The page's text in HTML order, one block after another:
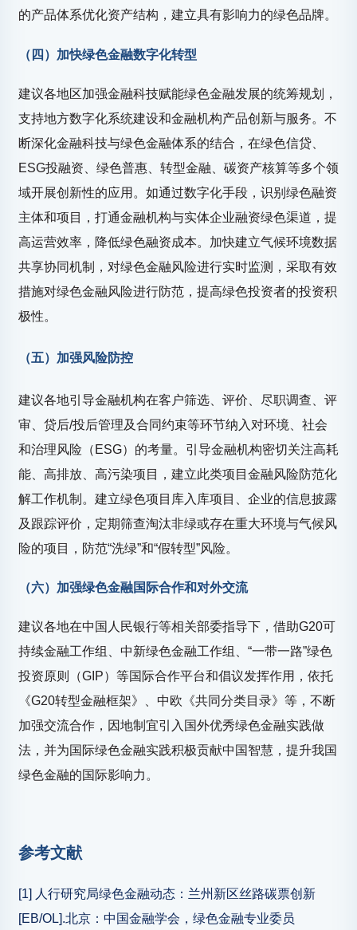
的产品体系优化资产结构，建立具有影响力的绿色品牌。
（四）加快绿色金融数字化转型
建议各地区加强金融科技赋能绿色金融发展的统筹规划，
支持地方数字化系统建设和金融机构产品创新与服务。不
断深化金融科技与绿色金融体系的结合，在绿色信贷、
ESG投融资、绿色普惠、转型金融、碳资产核算等多个领
域开展创新性的应用。如通过数字化手段，识别绿色融资
主体和项目，打通金融机构与实体企业融资绿色渠道，提
高运营效率，降低绿色融资成本。加快建立气候环境数据
共享协同机制，对绿色金融风险进行实时监测，采取有效
措施对绿色金融风险进行防范，提高绿色投资者的投资积
极性。
（五）加强风险防控
建议各地引导金融机构在客户筛选、评价、尽职调查、评
审、贷后/投后管理及合同约束等环节纳入对环境、社会
和治理风险（ESG）的考量。引导金融机构密切关注高耗
能、高排放、高污染项目，建立此类项目金融风险防范化
解工作机制。建立绿色项目库入库项目、企业的信息披露
及跟踪评价，定期筛查淘汰非绿或存在重大环境与气候风
险的项目，防范“洗绿”和“假转型”风险。
（六）加强绿色金融国际合作和对外交流
建议各地在中国人民银行等相关部委指导下，借助G20可
持续金融工作组、中新绿色金融工作组、“一带一路”绿色
投资原则（GIP）等国际合作平台和倡议发挥作用，依托
《G20转型金融框架》、中欧《共同分类目录》等，不断
加强交流合作，因地制宜引入国外优秀绿色金融实践做
法，并为国际绿色金融实践积极贡献中国智慧，提升我国
绿色金融的国际影响力。
参考文献
[1] 人行研究局绿色金融动态：兰州新区丝路碳票创新
[EB/OL].北京：中国金融学会，绿色金融专业委员